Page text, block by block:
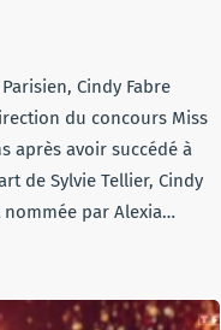
Cindy Fabre
du concours Miss
après avoir succédé à
de Sylvie Tellier, Cindy
nommée par Alexia…